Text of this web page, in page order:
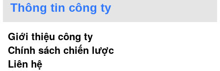
Thông tin công ty
Giới thiệu công ty
Chính sách chiến lược
Liên hệ